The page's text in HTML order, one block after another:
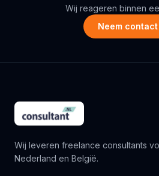
Wij reageren binnen
Neem contact
Wij leveren freelance consultants
Nederland en België.